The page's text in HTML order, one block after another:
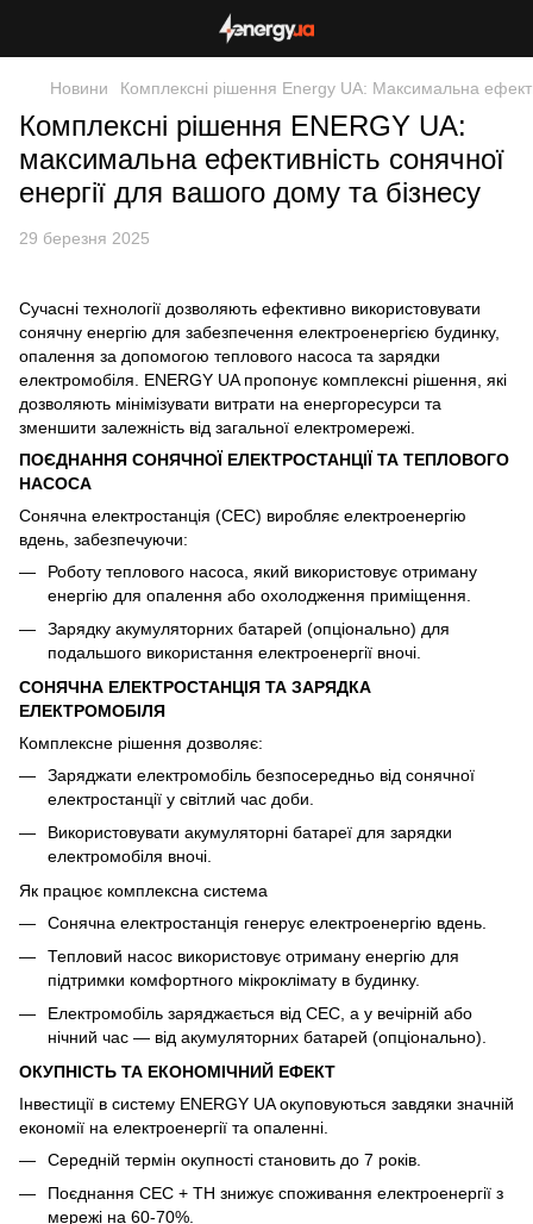
Новини Комплексні рішення Energy UA: Максимальна
Комплексні рішення ENERGY UA:
максимальна ефективність сонячної
енергії для вашого дому та бізнесу
29 березня 2025
Сучасні технології дозволяють ефективно використовувати
сонячну енергію для забезпечення електроенергією будинку,
опалення за допомогою теплового насоса та зарядки
електромобіля. ENERGY UA пропонує комплексні рішення, які
дозволяють мінімізувати витрати на енергоресурси та
зменшити залежність від загальної електромережі.
ПОЄДНАННЯ СОНЯЧНОЇ ЕЛЕКТРОСТАНЦІЇ ТА ТЕПЛОВОГО
НАСОСА
Сонячна електростанція (СЕС) виробляє електроенергію
вдень, забезпечуючи:
Роботу теплового насоса, який використовує отриману
енергію для опалення або охолодження приміщення.
Зарядку акумуляторних батарей (опціонально) для
подальшого використання електроенергії вночі.
СОНЯЧНА ЕЛЕКТРОСТАНЦІЯ ТА ЗАРЯДКА
ЕЛЕКТРОМОБІЛЯ
Комплексне рішення дозволяє:
Заряджати електромобіль безпосередньо від сонячної
електростанції у світлий час доби.
Використовувати акумуляторні батареї для зарядки
електромобіля вночі.
Як працює комплексна система
Сонячна електростанція генерує електроенергію вдень.
Тепловий насос використовує отриману енергію для
підтримки комфортного мікроклімату в будинку.
Електромобіль заряджається від СЕС, а у вечірній або
нічний час — від акумуляторних батарей (опціонально).
ОКУПНІСТЬ ТА ЕКОНОМІЧНИЙ ЕФЕКТ
Інвестиції в систему ENERGY UA окуповуються завдяки значній
економії на електроенергії та опаленні.
Середній термін окупності становить до 7 років.
Поєднання СЕС + ТН знижує споживання електроенергії з
мережі на 60-70%.